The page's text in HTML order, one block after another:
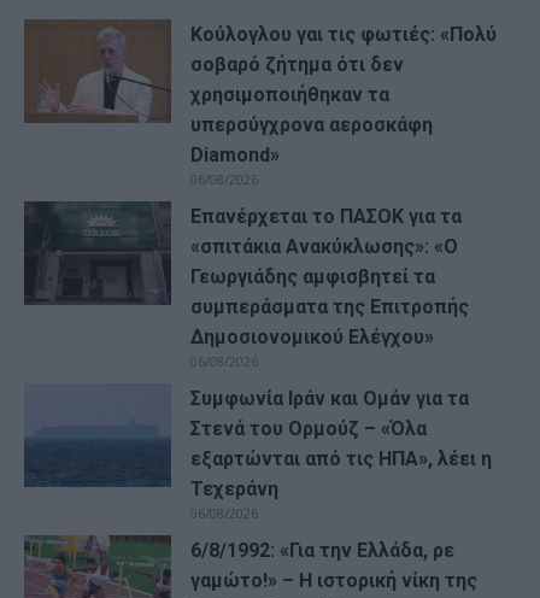
Κούλογλου γαι τις φωτιές: «Πολύ
σοβαρό ζήτημα ότι δεν
χρησιμοποιήθηκαν τα
υπερσύγχρονα αεροσκάφη
Diamond»
06/08/2026
Επανέρχεται το ΠΑΣΟΚ για τα
«σπιτάκια Ανακύκλωσης»: «Ο
Γεωργιάδης αμφισβητεί τα
συμπεράσματα της Επιτροπής
Δημοσιονομικού Ελέγχου»
06/08/2026
Συμφωνία Ιράν και Ομάν για τα
Στενά του Ορμούζ – «Όλα
εξαρτώνται από τις ΗΠΑ», λέει η
Τεχεράνη
06/08/2026
6/8/1992: «Για την Ελλάδα, ρε
γαμώτο!» – Η ιστορική νίκη της